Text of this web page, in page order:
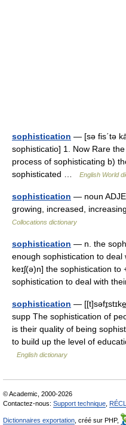
sophistication — [sə fis΄tə
sophisticatio] 1. Now Rare
process of sophisticating b)
sophisticated …
English World
sophistication — noun
growing, increased,
Collocations dictionary
sophistication — n. the
enough sophistication to deal
keɪʃ(ə)n] the sophistication
sophistication to deal with
sophistication —
supp The sophistication of
is their quality of being
to build up the level of
English dictionary
© Academic, 2000-2026
Contactez-nous: Support technique
Dictionnaires exportation , créé sur PHP,